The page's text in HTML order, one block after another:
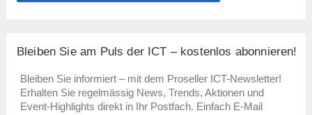
Bleiben Sie am Puls der ICT – kostenlos abonnieren!
Bleiben Sie informiert – mit dem Proseller ICT-Newsletter!
Erhalten Sie regelmässig News, Trends, Aktionen und
Event-Highlights direkt in Ihr Postfach. Einfach E-Mail